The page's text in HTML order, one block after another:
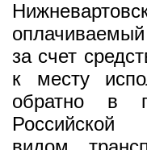
за счет
к месту
обратно в